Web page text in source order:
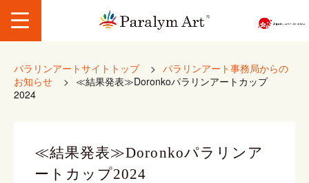
パラリンアートサイトトップ > パラリンアート事務局からの
お知らせ
> ≪結果発表≫Doronkoパラリンアートカップ
2024
≪結果発表≫Doronkoパラリンア
ートカップ2024